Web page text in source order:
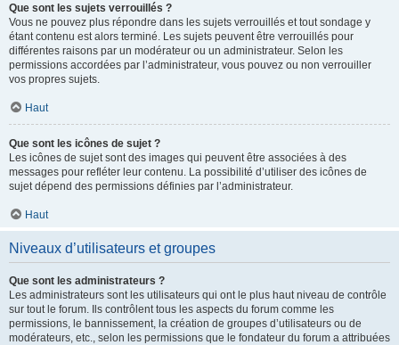
Que sont les sujets verrouillés ?
Vous ne pouvez plus répondre dans les sujets verrouillés et tout sondage y
étant contenu est alors terminé. Les sujets peuvent être verrouillés pour
différentes raisons par un modérateur ou un administrateur. Selon les
permissions accordées par l’administrateur, vous pouvez ou non verrouiller
vos propres sujets.
Haut
Que sont les icônes de sujet ?
Les icônes de sujet sont des images qui peuvent être associées à des
messages pour refléter leur contenu. La possibilité d’utiliser des icônes de
sujet dépend des permissions définies par l’administrateur.
Haut
Niveaux d’utilisateurs et groupes
Que sont les administrateurs ?
Les administrateurs sont les utilisateurs qui ont le plus haut niveau de contrôle
sur tout le forum. Ils contrôlent tous les aspects du forum comme les
permissions, le bannissement, la création de groupes d’utilisateurs ou de
modérateurs, etc., selon les permissions que le fondateur du forum a attribuées